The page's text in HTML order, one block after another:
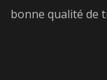
bonne qualité de